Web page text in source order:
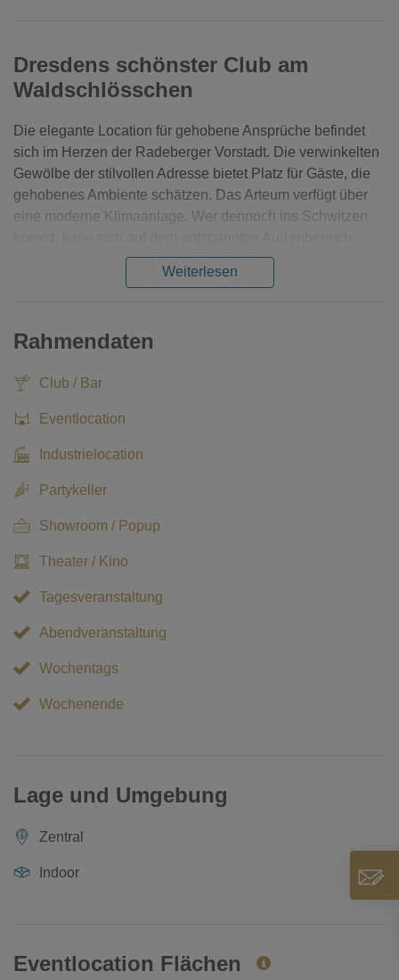
Dresdens schönster Club am
Waldschlösschen
Die elegante Location für gehobene Ansprüche befindet
sich im Herzen der Radeberger Vorstadt. Die verwinkelten
Gewölbe der stilvollen Adresse bietet Platz für Gäste, die
gehobenes Ambiente schätzen. Das Arteum verfügt über
eine moderne Klimaanlage. Wer dennoch ins Schwitzen
etwas Abkühlung holen. Im Arteum wird Service groß
geschrieben, um den Abend bzw. die Nacht für die Gäste
Weiterlesen
Rahmendaten
Club / Bar
Eventlocation
Industrielocation
Partykeller
Showroom / Popup
Theater / Kino
Tagesveranstaltung
Abendveranstaltung
Wochentags
Wochenende
Lage und Umgebung
Zentral
Indoor
Eventlocation Flächen